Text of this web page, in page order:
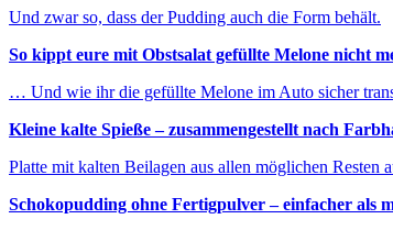
Und zwar so, dass der Pudding auch die Form behält.
So kippt eure mit Obstsalat gefüllte Melone nicht
… Und wie ihr die gefüllte Melone im Auto sicher
Kleine kalte Spieße – zusammengestellt nach
Platte mit kalten Beilagen aus allen möglichen Resten
Schokopudding ohne Fertigpulver – einfacher als